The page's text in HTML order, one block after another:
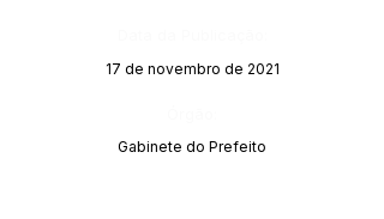
17 de novembro de 2021
Gabinete do Prefeito